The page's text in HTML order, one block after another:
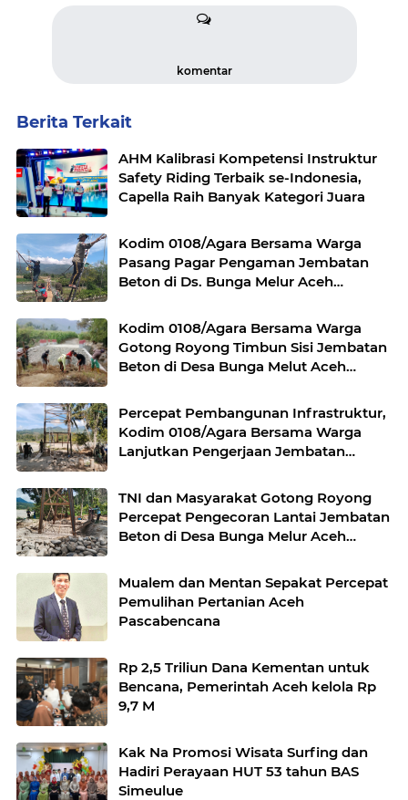
komentar
Berita Terkait
AHM Kalibrasi Kompetensi Instruktur
Safety Riding Terbaik se-Indonesia,
Capella Raih Banyak Kategori Juara
Kodim 0108/Agara Bersama Warga
Pasang Pagar Pengaman Jembatan
Beton di Ds. Bunga Melur Aceh
Kodim 0108/Agara Bersama Warga
Gotong Royong Timbun Sisi Jembatan
Beton di Desa Bunga Melut Aceh
Percepat Pembangunan Infrastruktur,
Kodim 0108/Agara Bersama Warga
Lanjutkan Pengerjaan Jembatan
Tenggara
TNI dan Masyarakat Gotong Royong
Percepat Pengecoran Lantai Jembatan
Beton di Desa Bunga Melur Aceh
Mualem dan Mentan Sepakat Percepat
Pemulihan Pertanian Aceh
Pascabencana
Rp 2,5 Triliun Dana Kementan untuk
Bencana, Pemerintah Aceh kelola Rp
9,7 M
Kak Na Promosi Wisata Surfing dan
Hadiri Perayaan HUT 53 tahun BAS
Simeulue